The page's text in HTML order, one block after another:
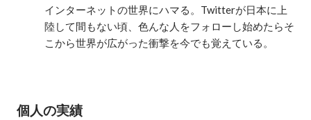
インターネットの世界にハマる。Twitterが日本に上
陸して間もない頃、色んな人をフォローし始めたらそ
個人の実績